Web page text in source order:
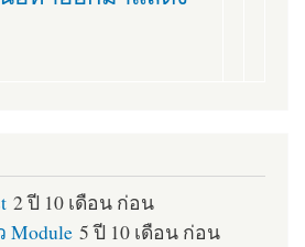
2 ปี 10 เดือน ก่อน
5 ปี 10 เดือน ก่อน